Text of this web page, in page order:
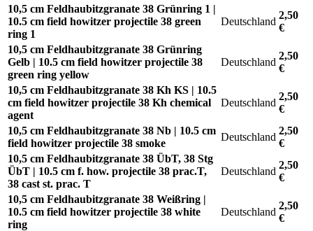
10,5 cm Feldhaubitzgranate 38 Grünring 1 |
10.5 cm field howitzer projectile 38 green
ring 1
Deutschland
2,50
€
10,5 cm Feldhaubitzgranate 38 Grünring
Gelb | 10.5 cm field howitzer projectile 38
green ring yellow
Deutschland
2,50
€
10,5 cm Feldhaubitzgranate 38 Kh KS | 10.5
cm field howitzer projectile 38 Kh chemical
agent
Deutschland
2,50
€
10,5 cm Feldhaubitzgranate 38 Nb | 10.5 cm
field howitzer projectile 38 smoke
Deutschland
2,50
€
10,5 cm Feldhaubitzgranate 38 ÜbT, 38 Stg
ÜbT | 10.5 cm f. how. projectile 38 prac.T,
38 cast st. prac. T
Deutschland
2,50
€
10,5 cm Feldhaubitzgranate 38 Weißring |
10.5 cm field howitzer projectile 38 white
ring
Deutschland
2,50
€